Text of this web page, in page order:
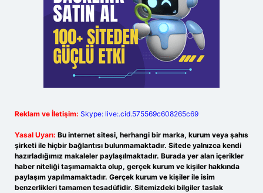
Reklam ve İletişim: Skype: live:.cid.575569c608265c69
Yasal Uyarı: Bu internet sitesi, herhangi bir marka, kurum veya şahıs
şirketi ile hiçbir bağlantısı bulunmamaktadır. Sitede yalnızca kendi
hazırladığımız makaleler paylaşılmaktadır. Burada yer alan içerikler
haber niteliği taşımamakta olup, gerçek kurum ve kişiler hakkında
paylaşım yapılmamaktadır. Gerçek kurum ve kişiler ile isim
benzerlikleri tamamen tesadüfidir. Sitemizdeki bilgiler taslak